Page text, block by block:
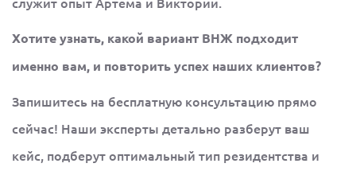
Хотите узнать, какой вариант ВНЖ подходит
именно вам, и повторить успех наших клиентов?
Запишитесь на бесплатную консультацию прямо
сейчас! Наши эксперты детально разберут ваш
кейс, подберут оптимальный тип резидентства и